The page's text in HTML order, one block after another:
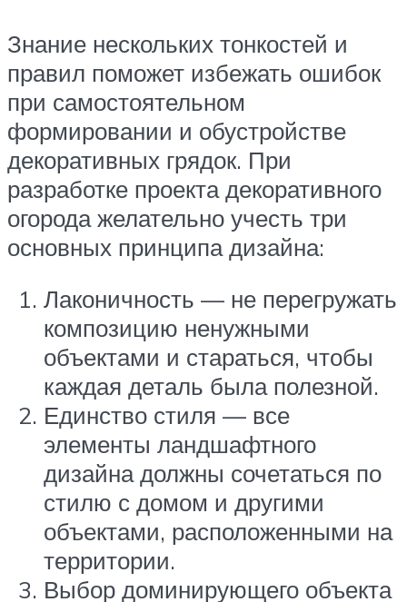
Знание нескольких тонкостей и
правил поможет избежать ошибок
при самостоятельном
формировании и обустройстве
декоративных грядок. При
разработке проекта декоративного
огорода желательно учесть три
основных принципа дизайна:
Лаконичность — не перегружать
композицию ненужными
объектами и стараться, чтобы
каждая деталь была полезной.
Единство стиля — все
элементы ландшафтного
дизайна должны сочетаться по
стилю с домом и другими
объектами, расположенными на
территории.
Выбор доминирующего объекта